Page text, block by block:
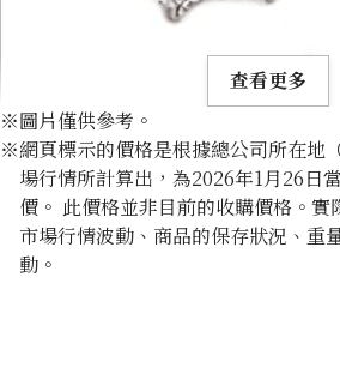
Platinum (Pt900) earrings
收購參考價格
查看更多
※圖片僅供參考。
※網頁標示的價格是根據總公司所在地
場行情所計算出，為2026年1月26日
價。 此價格並非目前的收購價格。實
市場行情波動、商品的保存狀況、重
動。